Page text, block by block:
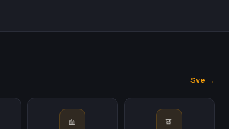
Sve →